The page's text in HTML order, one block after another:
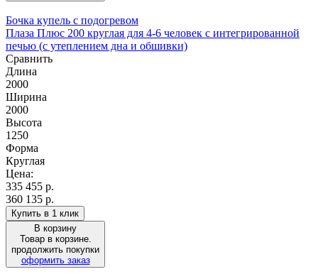
Бочка купель с подогревом
Плаза Плюс 200 круглая для 4-6 человек с интегрированной
печью (с утеплением дна и обшивки)
Сравнить
Длина
2000
Ширина
2000
Высота
1250
Форма
Круглая
Цена:
335 455 р.
360 135 р.
Купить в 1 клик
В корзину
Товар в корзине.
продолжить покупки
оформить заказ